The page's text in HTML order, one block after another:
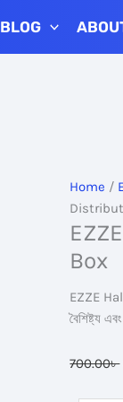
BLOG
Home /
Box
EZZE
বৈশিষ্ট্য
700.00৳